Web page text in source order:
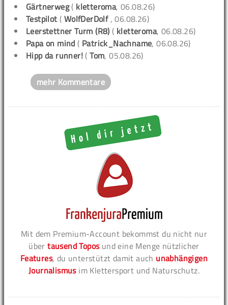
Gärtnerweg( kletteroma, 06.08.26)
Testpilot ( WolfDerDolf , 06.08.26)
Leerstettner Turm (R8) ( kletteroma, 06.08.26)
Papa on mind ( Patrick_Nachname, 06.08.26)
Hipp da runner! (Tom, 05.08.26)
mehr Kommentare
Mit dem Premium-Account bekommst du nicht nur
übertausend Toposund eine Menge nützlicher
Features, du unterstützt damit auch unabhängigen
Journalismusim Klettersport und Naturschutz.